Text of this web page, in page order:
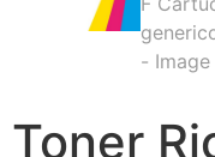
Toner